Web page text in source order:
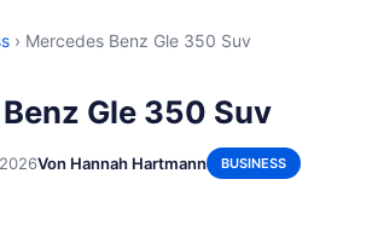
› Mercedes Benz Gle 350 Suv
Gle 350 Suv
Von Hannah Hartmann BUSINESS